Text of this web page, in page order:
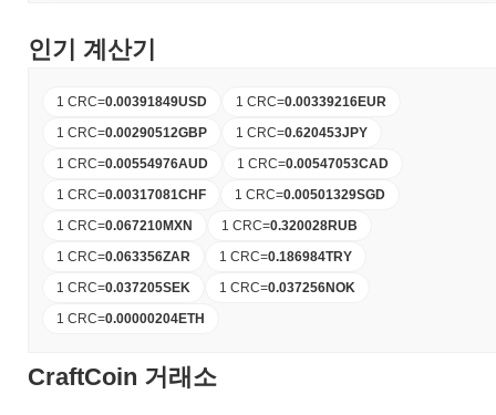
인기 계산기
1 CRC=0.00391849USD 1 CRC=0.00339216EUR
1 CRC=0.00290512GBP 1 CRC=0.620453JPY
1 CRC=0.00554976AUD 1 CRC=0.00547053CAD
1 CRC=0.00317081CHF 1 CRC=0.00501329SGD
1 CRC=0.067210MXN 1 CRC=0.320028RUB
1 CRC=0.063356ZAR 1 CRC=0.186984TRY
1 CRC=0.037205SEK 1 CRC=0.037256NOK
1 CRC=0.00000204ETH
CraftCoin 거래소